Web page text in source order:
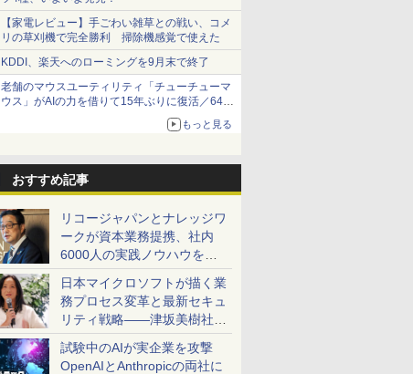
【家電レビュー】手ごわい雑草との戦い、コメ
リの草刈機で完全勝利 掃除機感覚で使えた
KDDI、楽天へのローミングを9月末で終了
老舗のマウスユーティリティ「チューチューマ
ウス」がAIの力を借りて15年ぶりに復活／64bit
化、Windows 10/11、「Chrome」も走り回
る。復活記念で2026年末まで500円
もっと見る
おすすめ記事
リコージャパンとナレッジワ
ークが資本業務提携、社内
6000人の実践ノウハウを生
かした「AI商談記録 for
RICOH」を展開へ
日本マイクロソフトが描く業
務プロセス変革と最新セキュ
リティ戦略――津坂美樹社長
が2027年度戦略を説明
試験中のAIが実企業を攻撃
OpenAIとAnthropicの両社に